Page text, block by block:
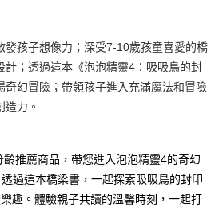
購買商品或服務，並由商店將買賣／分期付款
依約使用本公司帳單繳交帳款。
你分期」之契約關係目的，商店將以您的個人
單所需資料之確認、核對及更正。
以下連結： https://oppay.tw/userRule
不需立刻繳費，但若您需要取消訂單，請聯絡
意取消之訂單仍視為有效，需透過AFTEE先享
先享後付 」之結帳頁面顯示為準，若有關於
欲退款等相關疑問，請聯繫「AFTEE先享後付
提供個人資料，並將交易相關給付款項請求債
請瀏覽以下網址：
得法定代理人或監護人之同意方可使用
同意申辦者引起之損失，本公司不負相關責
以上)免運費
祖、小琉球；不適用於郵局i郵箱）
發孩子想像力；深受7-10歲孩童喜愛的橋
計；透過這本《泡泡精靈4：吸吸鳥的封
奇幻冒險；帶領孩子進入充滿魔法和冒險
造力。
推薦商品，帶您進入泡泡精靈4的奇幻
過這本橋梁書，一起探索吸吸鳥的封印
趣。體驗親子共讀的溫馨時刻，一起打